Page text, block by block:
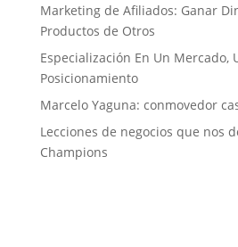
Marketing de Afiliados: Ganar
Productos de Otros
Especialización En Un Mercado,
Posicionamiento
Marcelo Yaguna: conmovedor
Lecciones de negocios que nos
Champions